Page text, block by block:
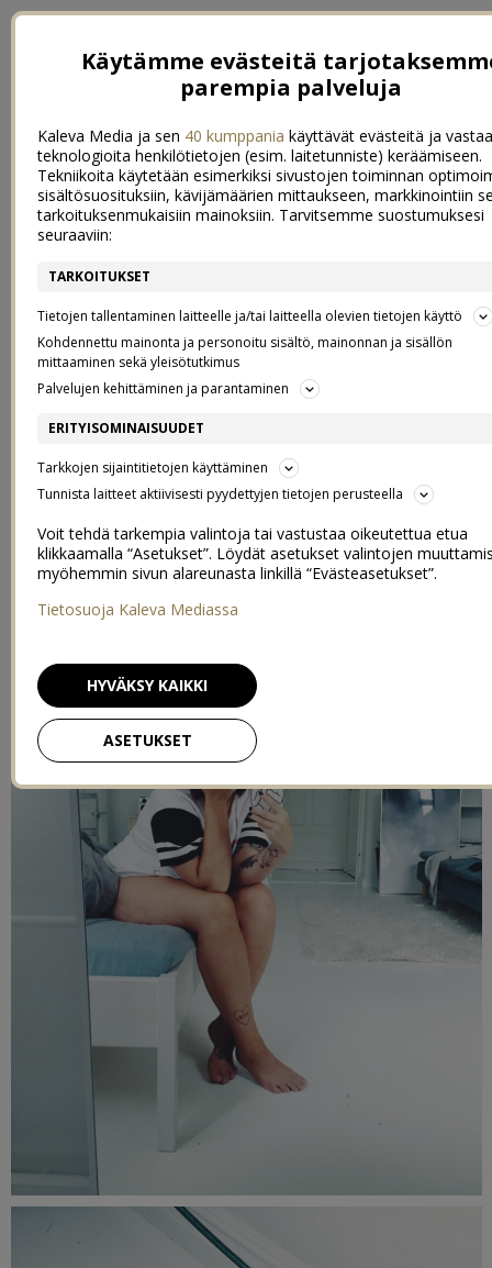
FRESH START
2/08/2016
Käytämme evästeitä
parempia palveluja
Kaleva Media ja sen 40 kumppania käyttävät evästeitä ja
teknologioita henkilötietojen (esim. laitetunniste) keräämiseen.
Tekniikoita käytetään esimerkiksi sivustojen toiminnan
sisältösuosituksiin, kävijämäärien mittaukseen, markkinointiin
tarkoituksenmukaisiin mainoksiin. Tarvitsemme suostumuksesi
seuraaviin:
TARKOITUKSET
Tietojen tallentaminen laitteelle ja/tai laitteella olevien tietojen käyttö
Kohdennettu mainonta ja personoitu sisältö, mainonnan ja sisällön
mittaaminen sekä yleisötutkimus
Palvelujen kehittäminen ja parantaminen
ERITYISOMINAISUUDET
Tarkkojen sijaintitietojen käyttäminen
Tunnista laitteet aktiivisesti pyydettyjen tietojen perusteella
Voit tehdä tarkempia valintoja tai vastustaa oikeutettua etua
klikkaamalla “Asetukset”. Löydät asetukset valintojen
myöhemmin sivun alareunasta linkillä “Evästeasetukset”.
Tietosuoja Kaleva Mediassa
ASETUKSET
HYVÄKSY KAIKKI